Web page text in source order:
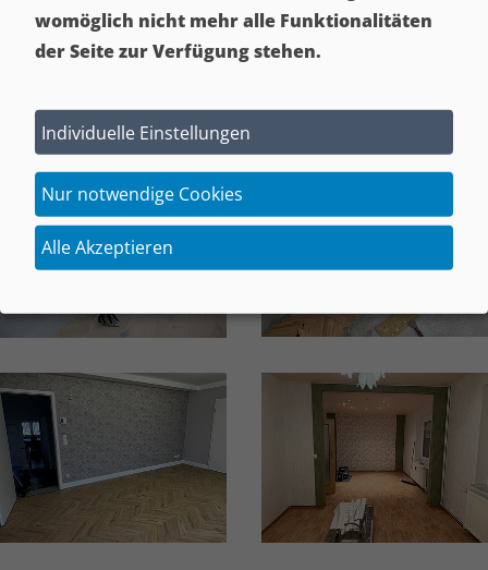
womöglich nicht mehr alle Funktionalitäten
der Seite zur Verfügung stehen.
Individuelle Einstellungen
Nur notwendige Cookies
Alle Akzeptieren